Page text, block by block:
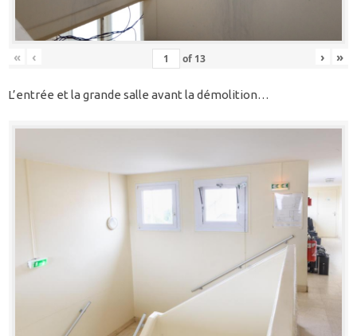
« ‹ of 13 › »
L’entrée et la grande salle avant la démolition…